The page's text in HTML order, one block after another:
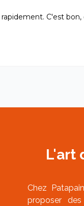
C'est
L'art
Chez
proposer